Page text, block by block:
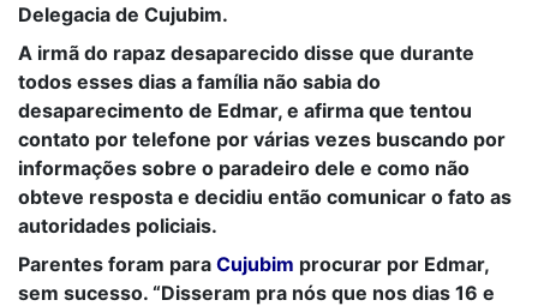
Delegacia de Cujubim.
A irmã do rapaz desaparecido disse que durante
todos esses dias a família não sabia do
desaparecimento de Edmar, e afirma que tentou
contato por telefone por várias vezes buscando por
informações sobre o paradeiro dele e como não
obteve resposta e decidiu então comunicar o fato as
autoridades policiais.
Parentes foram para Cujubim procurar por Edmar,
sem sucesso. “Disseram pra nós que nos dias 16 e